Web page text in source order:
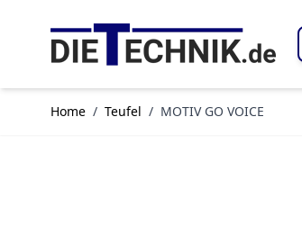
Home / Teufel / MOTIV GO VOICE